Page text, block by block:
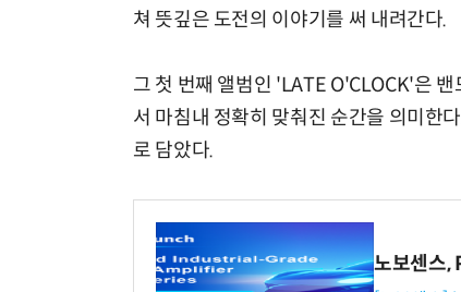
쳐 뜻깊은 도전의 이야기를 써 내려간다.
그 첫 번째 앨범인 'LATE O'CLOCK'은
서 마침내 정확히 맞춰진 순간을 의미한
로 담았다.
노보센스,